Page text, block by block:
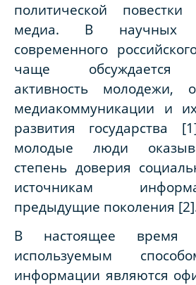
политической
медиа. В научных
современного
чаще обсуждается
активность молодежи,
медиакоммуникации и
развития государства
молодые люди
степень доверия
источникам
предыдущие поколения
В настоящее время
используемым
информации являются